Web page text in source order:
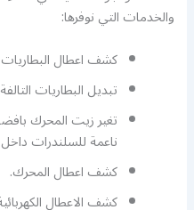
والخدمات التي نوفرها:
كشف اعطال
تبديل البطاريات
تغير زيت المحرك
ناعمة للسلندرات
كشف اعطال المحرك.
كشف الاعطال